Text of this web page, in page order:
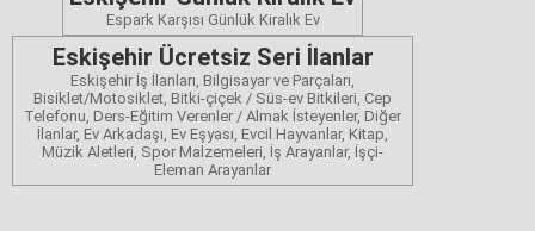
Espark Karşısı Günlük Kiralık Ev
Eskişehir Ücretsiz Seri İlanlar
Eskişehir İş İlanları, Bilgisayar ve Parçaları,
Bisiklet/Motosiklet, Bitki-çiçek / Süs-ev Bitkileri, Cep
Telefonu, Ders-Eğitim Verenler / Almak İsteyenler, Diğer
İlanlar, Ev Arkadaşı, Ev Eşyası, Evcil Hayvanlar, Kitap,
Müzik Aletleri, Spor Malzemeleri, İş Arayanlar, İşçi-
Eleman Arayanlar